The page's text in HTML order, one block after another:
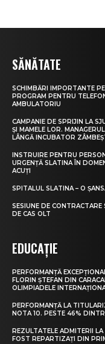
SĂNĂTATE
SCHIMBĂRI IMPORTANTE
PROGRAM PENTRU
AMBULATORIU
CAMPANIE DE SPRIJIN LA
ȘI MAMELE LOR.
LÂNGĂ INCUBATOR
INSTRUIRE PENTRU
URGENȚĂ SLATINA ÎN
ACUȚI
SPITALUL SLATINA – O
SESIUNE DE
DE CAS OLT
EDUCAȚIE
PERFORMANȚĂ
FLORIN ȘTEFAN DIN
OLIMPIADELE
PERFORMANȚĂ LA
NOTA 10. PESTE 46%
REZULTATELE ADMITERII
FOST REPARTIZAȚI DIN